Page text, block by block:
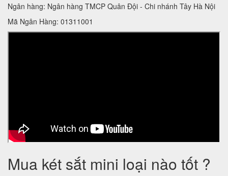
Ngân hàng: Ngân hàng TMCP Quân Đội - Chi nhánh Tây Hà Nội
Mã Ngân Hàng: 01311001
Mua két sắt mini loại nào tốt ?